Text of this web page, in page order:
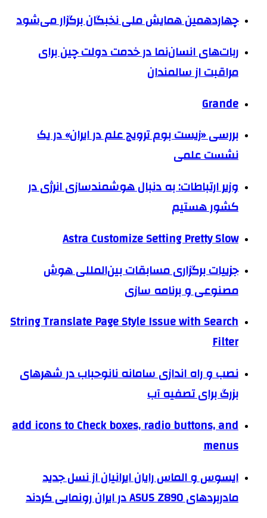
چهاردهمین همایش ملی نخبگان برگزار می‌شود
ربات‌های انسان‌نما در خدمت دولت چین برای
مراقبت از سالمندان
Grande
بررسی «زیست بوم ترویج علم در ایران» در یک
نشست علمی
وزیر ارتباطات: به دنبال هوشمندسازی انرژی در
کشور هستیم
Astra Customize Setting Pretty Slow
جزییات برگزاری مسابقات بین‌المللی هوش
مصنوعی و برنامه سازی
String Translate Page Style Issue with Search
Filter
نصب و راه اندازی سامانه نانوحباب در شهرهای
بزرگ برای تصفیه آب
add icons to Check boxes, radio buttons, and
menus
ایسوس و الماس رایان ایرانیان از نسل جدید
مادربردهای ASUS Z890 در ایران رونمایی کردند